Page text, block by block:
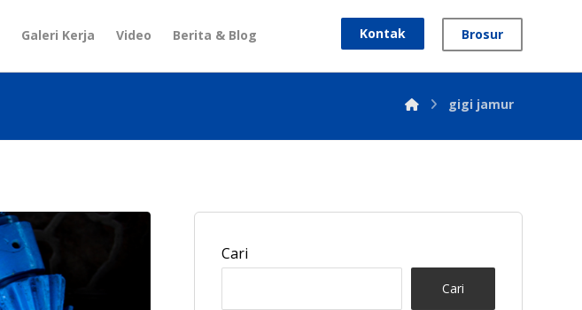
Galeri Kerja Video Berita & Blog Brosur
Kontak
gigi jamur
Cari
Cari